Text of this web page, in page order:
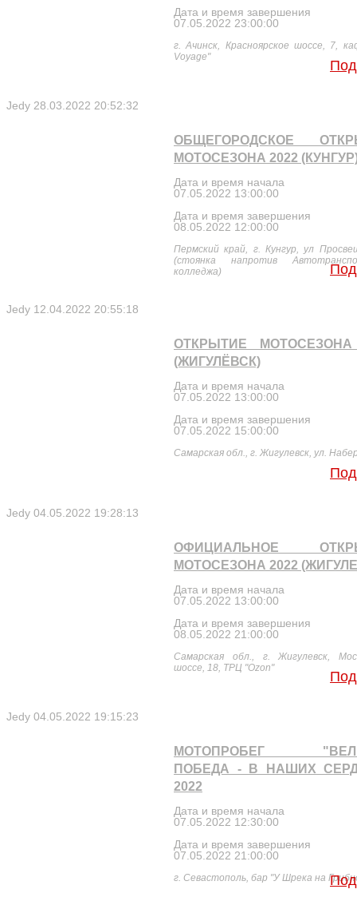
Дата и время завершения
07.05.2022 23:00:00
г. Ачинск, Красноярское шоссе, 7,
Voyage"
Jedy 28.03.2022 20:52:32
ОБЩЕГОРОДСКОЕ
МОТОСЕЗОНА 2022
Дата и время начала
07.05.2022 13:00:00
Дата и время завершения
08.05.2022 12:00:00
Пермский край, г. Кунгур, ул
(стоянка напротив
колледжа)
Jedy 12.04.2022 20:55:18
ОТКРЫТИЕ МОТОСЕЗОНА
(ЖИГУЛЁВСК)
Дата и время начала
07.05.2022 13:00:00
Дата и время завершения
07.05.2022 15:00:00
Самарская обл., г. Жигулевск, ул.
Jedy 04.05.2022 19:28:13
ОФИЦИАЛЬНОЕ
МОТОСЕЗОНА 2022
Дата и время начала
07.05.2022 13:00:00
Дата и время завершения
08.05.2022 21:00:00
Самарская обл., г. Жигулевск,
шоссе, 18, ТРЦ "Ozon"
Jedy 04.05.2022 19:15:23
МОТОПРОБЕГ
ПОБЕДА - В НАШИХ
2022
Дата и время начала
07.05.2022 12:30:00
Дата и время завершения
07.05.2022 21:00:00
г. Севастополь, бар "У Шрека на